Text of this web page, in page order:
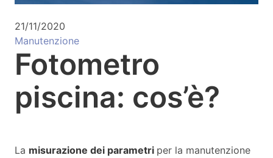
21/11/2020
Manutenzione
Fotometro
piscina: cos’è?
La misurazione dei parametri per la manutenzione